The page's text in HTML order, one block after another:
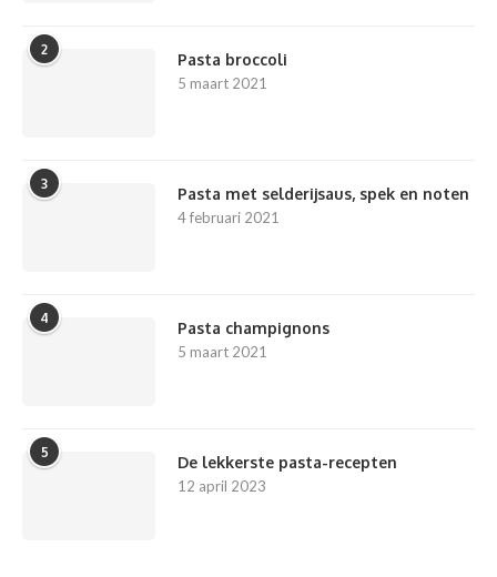
2
Pasta broccoli
5 maart 2021
3
Pasta met selderijsaus, spek en noten
4 februari 2021
4
Pasta champignons
5 maart 2021
5
De lekkerste pasta-recepten
12 april 2023